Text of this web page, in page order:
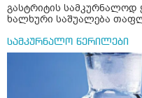
გასტრიტის სამკურნალოდ
ხალხური საშუალება
სამკურნალო წერილები